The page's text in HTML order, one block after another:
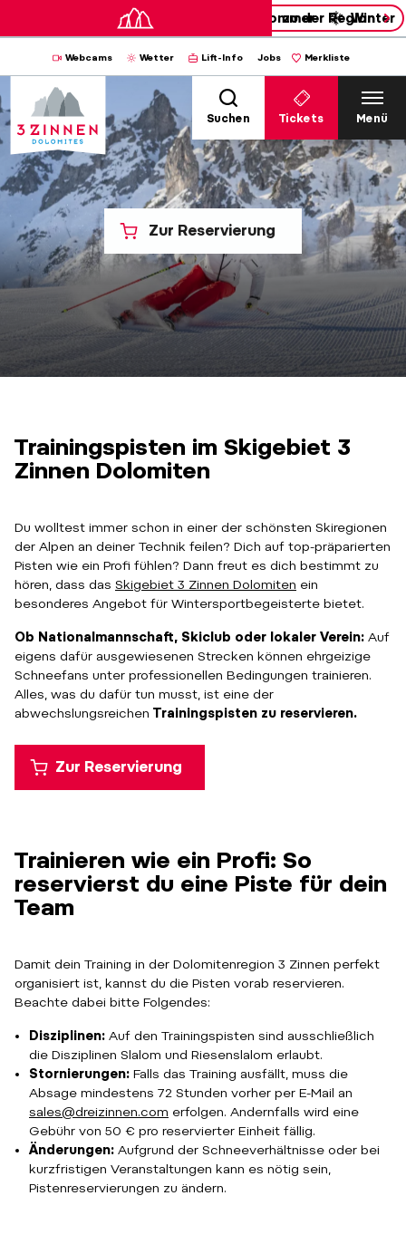
zu der Region
Sommer Winter
Webcams Wetter Lift-Info Jobs Merkliste
Suchen Tickets Menü
Zur Reservierung
Trainingspisten im Skigebiet 3
Zinnen Dolomiten
Du wolltest immer schon in einer der schönsten Skiregionen
der Alpen an deiner Technik feilen? Dich auf top-präparierten
Pisten wie ein Profi fühlen? Dann freut es dich bestimmt zu
hören, dass das Skigebiet 3 Zinnen Dolomiten ein
besonderes Angebot für Wintersportbegeisterte bietet.
Ob Nationalmannschaft, Skiclub oder lokaler Verein: Auf
eigens dafür ausgewiesenen Strecken können ehrgeizige
Schneefans unter professionellen Bedingungen trainieren.
Alles, was du dafür tun musst, ist eine der
abwechslungsreichen Trainingspisten zu reservieren.
Zur Reservierung
Trainieren wie ein Profi: So
reservierst du eine Piste für dein
Team
Damit dein Training in der Dolomitenregion 3 Zinnen perfekt
organisiert ist, kannst du die Pisten vorab reservieren.
Beachte dabei bitte Folgendes:
Disziplinen: Auf den Trainingspisten sind ausschließlich
die Disziplinen Slalom und Riesenslalom erlaubt.
Stornierungen: Falls das Training ausfällt, muss die
Absage mindestens 72 Stunden vorher per E-Mail an
sales@dreizinnen.com erfolgen. Andernfalls wird eine
Gebühr von 50 € pro reservierter Einheit fällig.
Änderungen: Aufgrund der Schneeverhältnisse oder bei
kurzfristigen Veranstaltungen kann es nötig sein,
Pistenreservierungen zu ändern.